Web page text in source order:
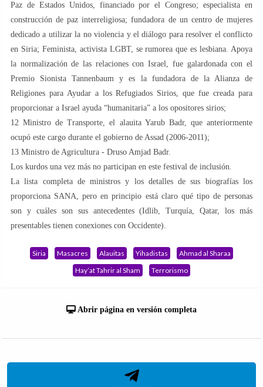
Paz de Estados Unidos, financiado por el Congreso; especialista en
construcción de paz interreligiosa; fundadora de un centro de mujeres
dedicado a utilizar la no violencia y el diálogo para resolver el conflicto
en Siria; Feminista, activista LGBT, se rumorea que es lesbiana. Apoya
la normalización de las relaciones con Israel, fue galardonada con el
Premio Sionista Tannenbaum y es la fundadora de la Alianza de
Religiones para Ayudar a los Refugiados Sirios, que fue creada para
proporcionar a Israel ayuda “humanitaria” a los opositores sirios;
1️2️ Ministro de Transporte, el alauita Yarub Badr, que anteriormente
ocupó este cargo durante el gobierno de Assad (2006-2011);
1️3️ Ministro de Agricultura - Druso Amjad Badr.
Los kurdos una vez más no participan en este festival de inclusión.
La lista completa de ministros y los detalles de sus biografías los
proporciona SANA, pero en principio está claro qué tipo de personas
son y cuáles son sus antecedentes (Idlib, Turquía, Qatar, los más
presentables tienen conexiones con Occidente).
Siria Masacres Alauitas Yihadistas
Ahmad al Sharaa
Hay’at Tahrir al Sham
Terrorismo
Abrir página en versión completa